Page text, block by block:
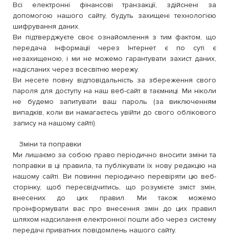
Всі електронні фінансові транзакції, здійснені за
допомогою нашого сайту, будуть захищені технологією
шифрування даних.
Ви підтверджуєте своє ознайомлення з тим фактом, що
передача інформації через Інтернет є по суті є
незахищеною, і ми не можемо гарантувати захист даних,
надісланих через всесвітню мережу.
Ви несете повну відповідальність за збереження свого
пароля для доступу на наш веб-сайт в таємниці. Ми ніколи
не будемо запитувати ваш пароль (за виключенням
випадків, коли ви намагаєтесь увійти до свого облікового
запису на нашому сайті).
Зміни та поправки
Ми лишаємо за собою право періодично вносити зміни та
поправки в ці правила, та публікувати їх нову редакцію на
нашому сайті. Ви повинні періодично перевіряти цю веб-
сторінку, щоб пересвідчитись, що розумієте зміст змін,
внесених до цих правил. Ми також можемо
проінформувати вас про внесення змін до цих правил
шляхом надсилання електронної пошти або через систему
передачі приватних повідомлень нашого сайту.